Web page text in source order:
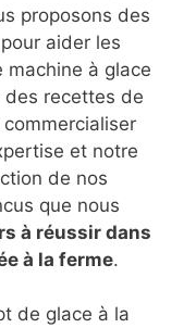
proposons des
aider les
machine à glace
des recettes de
et notre
de nos
que nous
à réussir dans
à la ferme.
de glace à la